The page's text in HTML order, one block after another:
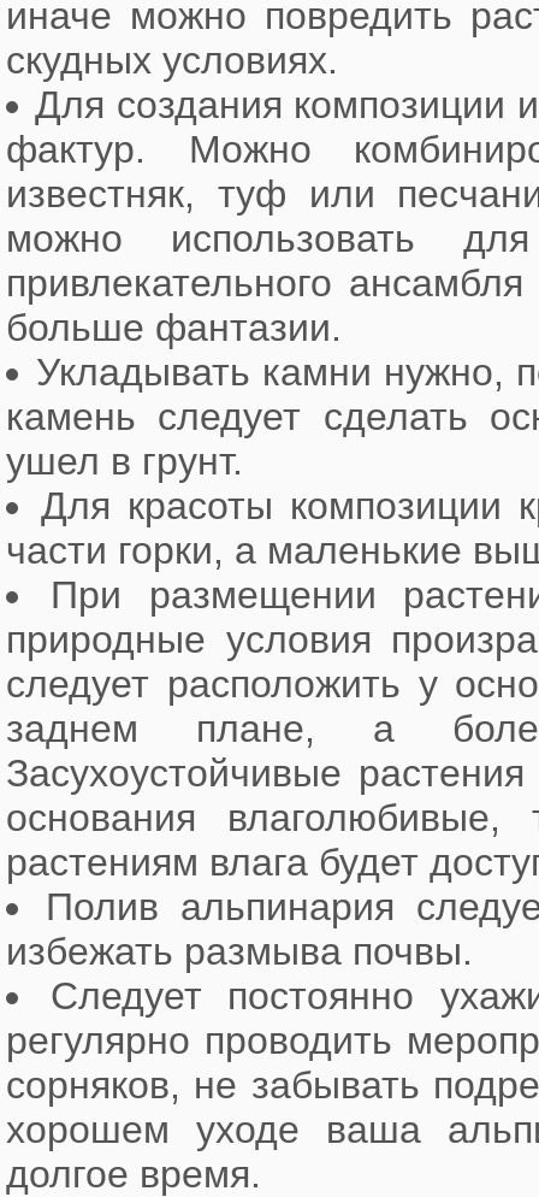
иначе можно повредить
скудных условиях.
Для создания композиции
фактур. Можно
известняк, туф или
можно использовать
привлекательного
больше фантазии.
Укладывать камни нужно,
камень следует сделать
ушел в грунт.
Для красоты композиции
части горки, а маленькие
При размещении
природные условия
следует расположить у
заднем плане, а
Засухоустойчивые
основания
растениям влага будет
Полив альпинария
избежать размыва почвы.
Следует постоянно
регулярно проводить
сорняков, не забывать
хорошем уходе ваша
долгое время.